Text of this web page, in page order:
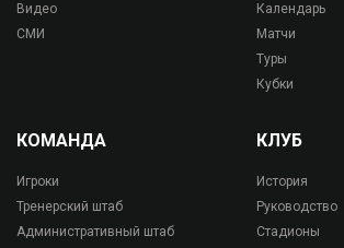
Видео
СМИ
Календарь
Матчи
Туры
Кубки
КОМАНДА
Игроки
Тренерский штаб
Административный штаб
КЛУБ
История
Руководство
Стадионы